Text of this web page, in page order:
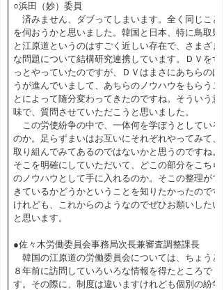
○浜田（妙）委員
済みません、ダブってしまいます。全く同じこと
を伺おうかと思いました。韓国と日本、特に鳥取県
と江原道というのはすごく近しい存在で、さまざま
な問題について結構研究連携しています。ＤＶをず
っとやっていたのですが、ＤＶはまさにあちらのほ
うが進んでいまして、あちらのノウハウをもらうこ
とによって随分変わってきたのですね。そういう意
味で、質問させていただこうと思いました。
この労使紛争の中で、一体何を学ぼうとしている
のか。足らずまいはお互いにそれぞれやってみて、
取り組んでみてあるのではないかと思うのですね。
そこを明確にしていただいて、どこの部分をこちら
のノウハウとして手に入れるのか。そこの整理がで
きているかどうかということを知りたかったのです
けれども、これからのようなのでぜひお願いしたい
と思います。
●佐々木労働委員会事務局次長兼審査調整課長
韓国の江原道の労働委員会については、ちょうど
８年前に訪問していろいろな情報を得たところで
す。その際に、制度は違いますけれども個別の紛争